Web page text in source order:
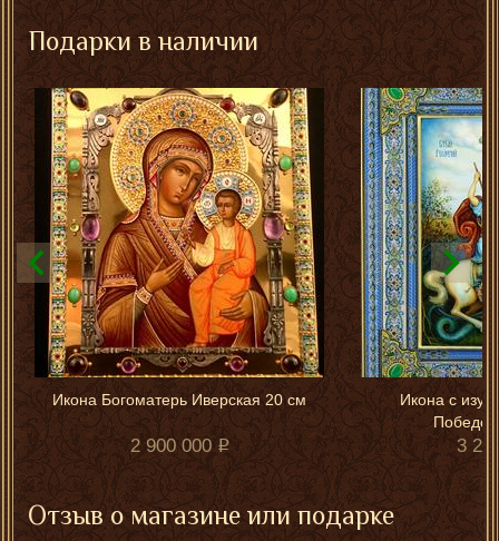
Подарки в наличии
Икона Богоматерь Иверская 20 см
2 900 000
Икона с
3
Отзыв о магазине или подарке